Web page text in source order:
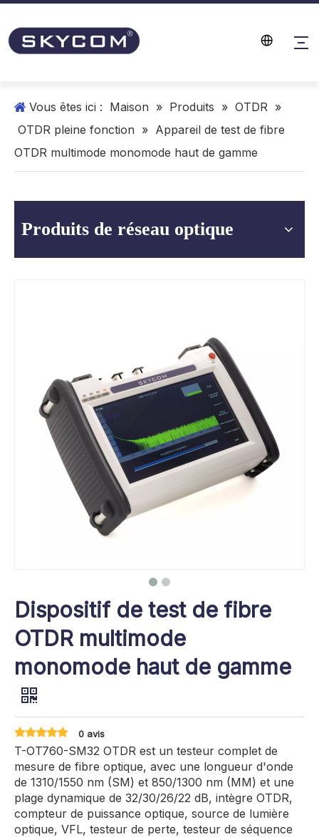
Vous êtes ici : Maison » Produits » OTDR »
OTDR pleine fonction » Appareil de test de fibre
OTDR multimode monomode haut de gamme
Produits de réseau optique
Dispositif de test de fibre
OTDR multimode
monomode haut de gamme
0 avis
T-OT760-SM32 OTDR est un testeur complet de
mesure de fibre optique, avec une longueur d'onde
de 1310/1550 nm (SM) et 850/1300 nm (MM) et une
plage dynamique de 32/30/26/22 dB, intègre OTDR,
compteur de puissance optique, source de lumière
optique, VFL, testeur de perte, testeur de séquence